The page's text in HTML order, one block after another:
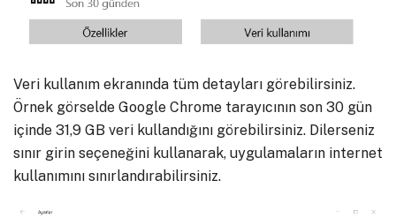
Veri kullanım ekranında tüm detayları görebilirsiniz.
Örnek görselde Google Chrome tarayıcının son 30 gün
içinde 31,9 GB veri kullandığını görebilirsiniz. Dilerseniz
sınır girin seçeneğini kullanarak, uygulamaların internet
kullanımını sınırlandırabilirsiniz.